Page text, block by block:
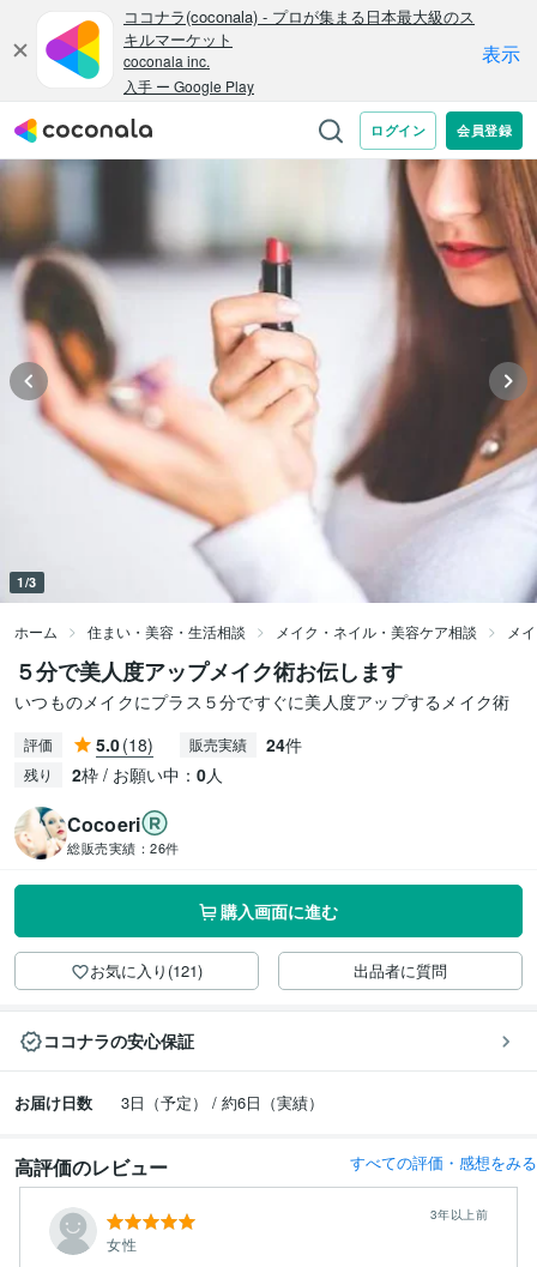
1/3
ホーム 住まい・美容・生活相談 メイク・ネイル・美容ケア相談 メ
５分で美人度アップメイク術お伝します
いつものメイクにプラス５分ですぐに美人度アップするメイク術
評価 5.0(18) 販売実績 24件
残り 2枠 / お願い中： 0人
Cocoeri
総販売実績： 26件
購入画面に進む
お気に入り(121) 出品者に質問
ココナラの安心保証
お届け日数 3日（予定） / 約6日（実績）
高評価のレビュー すべての評価・感想をみる
女性
3年以上前